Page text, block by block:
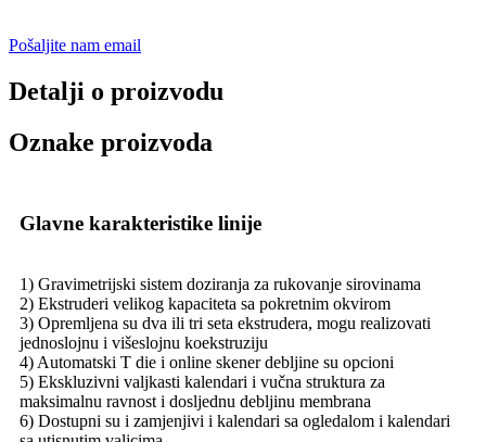
Pošaljite nam email
Detalji o proizvodu
Oznake proizvoda
Glavne karakteristike linije
1) Gravimetrijski sistem doziranja za rukovanje sirovinama
2) Ekstruderi velikog kapaciteta sa pokretnim okvirom
3) Opremljena su dva ili tri seta ekstrudera, mogu realizovati
jednoslojnu i višeslojnu koekstruziju
4) Automatski T die i online skener debljine su opcioni
5) Ekskluzivni valjkasti kalendari i vučna struktura za
maksimalnu ravnost i dosljednu debljinu membrana
6) Dostupni su i zamjenjivi i kalendari sa ogledalom i kalendari